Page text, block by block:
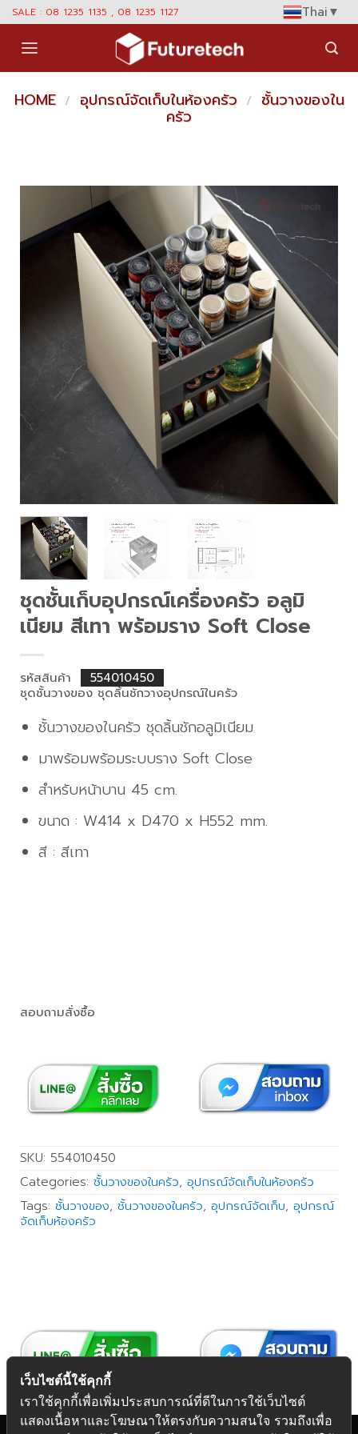
Skip
content
SALE : 08 1235 1135 , 08 1235 1127 Thai▼
HOME / อุปกรณ์จัดเก็บในห้องครัว / ชั้นวางของใน
ครัว
ชุดชั้นเก็บอุปกรณ์เครื่องครัว อลูมิ
เนียม สีเทา พร้อมราง Soft Close
รหัสสินค้า
554010450
ชุดชั้นวางของ ชุดลิ้นชักวางอุปกรณ์ในครัว
ชั้นวางของในครัว ชุดลิ้นชักอลูมิเนียม
มาพร้อมพร้อมระบบราง Soft Close
สำหรับหน้าบาน 45 cm.
ขนาด : W414 x D470 x H552 mm.
สี : สีเทา
สอบถามสั่งซื้อ
SKU: 554010450
Categories: ชั้นวางของในครัว, อุปกรณ์จัดเก็บในห้องครัว
Tags: ชั้นวางของ, ชั้นวางของในครัว, อุปกรณ์จัดเก็บ, อุปกรณ์
จัดเก็บห้องครัว
เว็บไซต์นี้ใช้คุกกี้
เราใช้คุกกี้เพื่อเพิ่มประสบการณ์ที่ดีในการใช้เว็บไซต์
แสดงเนื้อหาและโฆษณาให้ตรงกับความสนใจ รวมถึงเพื่อ